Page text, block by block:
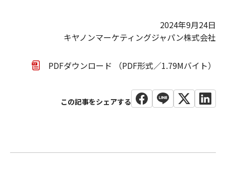
2024年9月24日
キヤノンマーケティングジャパン株式会社
PDFダウンロード （PDF形式／1.79Mバイト）